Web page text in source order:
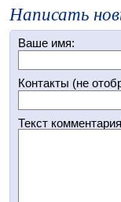
Написать
Ваше имя:
Контакты (не
Текст